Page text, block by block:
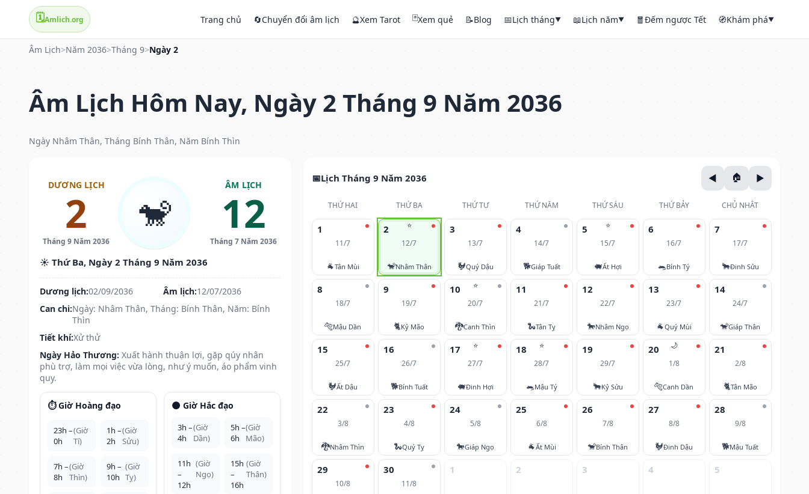
🗓️Amlich.org Trang chủ 🔄Chuyển đổi âm lịch 🔮Xem Tarot 🃏Xem quẻ 📝Blog 📅Lịch tháng▼ 📖Lịch năm▼ 🧧Đếm ngược Tết 🧭Khám phá▼
Âm Lịch>Năm 2036>Tháng 9>Ngày 2
Âm Lịch Hôm Nay, Ngày 2 Tháng 9 Năm 2036
Ngày Nhâm Thân, Tháng Bính Thân, Năm Bính Thìn
DƯƠNG LỊCH
2
Tháng 9 Năm 2036
🐒
ÂM LỊCH
12
Tháng 7 Năm 2036
☀️ Thứ Ba, Ngày 2 Tháng 9 Năm 2036
Dương lịch:02/09/2036 Âm lịch:12/07/2036
Can chi:Ngày: Nhâm Thân, Tháng: Bính Thân, Năm: Bính
Thìn
Tiết khí:Xử thử
Ngày Hảo Thương: Xuất hành thuận lợi, gặp qúy nhân
phù trợ, làm mọi việc vừa lòng, như ý muốn, áo phẩm vinh
quy.
⏱️ Giờ Hoàng đạo
23h –
0h
(Giờ
Tí)
1h –
2h
(Giờ
Sửu)
7h –
8h
(Giờ
Thìn)
9h –
10h
(Giờ
Tỵ)
🌑 Giờ Hắc đạo
3h –
4h
(Giờ
Dần)
5h –
6h
(Giờ
Mão)
11h
–
12h
(Giờ
Ngọ)
15h
–
16h
(Giờ
Thân)
Lịch Tháng 9 Năm 2036
THỨ HAI THỨ BA THỨ TƯ THỨ NĂM THỨ SÁU THỨ BẢY CHỦ NHẬT
1
11/7
🐐Tân Mùi
⭐
2
12/7
🐒Nhâm Thân
3
13/7
🐓Quý Dậu
4
14/7
🐕Giáp Tuất
⭐
5
15/7
🐖Ất Hợi
6
16/7
🐀Bính Tý
7
17/7
🐂Đinh Sửu
8
18/7
🐅Mậu Dần
9
19/7
🐈Kỷ Mão
⭐
10
20/7
🐉Canh Thìn
11
21/7
🐍Tân Tỵ
12
22/7
🐎Nhâm Ngọ
13
23/7
🐐Quý Mùi
14
24/7
🐒Giáp Thân
15
25/7
🐓Ất Dậu
16
26/7
🐕Bính Tuất
⭐
17
27/7
🐖Đinh Hợi
⭐
18
28/7
🐀Mậu Tý
19
29/7
🐂Kỷ Sửu
🌙
20
1/8
🐅Canh Dần
21
2/8
🐈Tân Mão
22
3/8
🐉Nhâm Thìn
23
4/8
🐍Quý Tỵ
24
5/8
🐎Giáp Ngọ
25
6/8
🐐Ất Mùi
26
7/8
🐒Bính Thân
27
8/8
🐓Đinh Dậu
28
9/8
🐕Mậu Tuất
29
10/8
30
11/8
1 2 3 4 5